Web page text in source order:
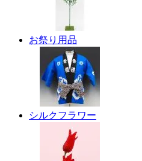
お祭り用品
シルクフラワー